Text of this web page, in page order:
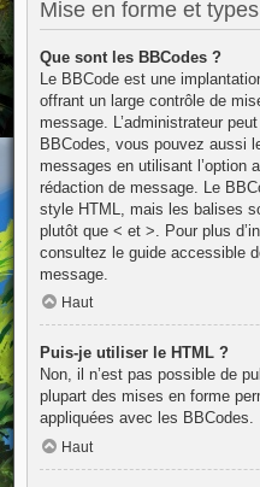
Mise en forme et
Que sont les BBCodes ?
Le BBCode est une
offrant un large contrôle de
message. L’administrateur
BBCodes, vous pouvez aussi
messages en utilisant l’option
rédaction de message. Le
style HTML, mais les balises
plutôt que < et >. Pour plus
consultez le guide accessible
message.
Haut
Puis-je utiliser le HTML ?
Non, il n’est pas possible de
plupart des mises en forme
appliquées avec les BBCodes.
Haut